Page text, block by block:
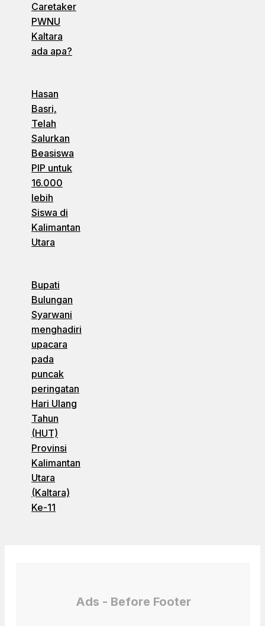
Caretaker
PWNU
Kaltara
ada apa?
Hasan
Basri,
Telah
Salurkan
Beasiswa
PIP untuk
16.000
lebih
Siswa di
Kalimantan
Utara
Bupati
Bulungan
Syarwani
menghadiri
upacara
pada
puncak
peringatan
Hari Ulang
Tahun
(HUT)
Provinsi
Kalimantan
Utara
(Kaltara)
Ke-11
Ads - Before Footer